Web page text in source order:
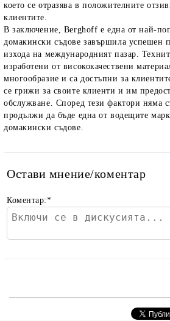
което се отразява в положителните
клиентите.
В заключение, Berghoff е една от най-
домакински съдове завършила успешен
изхода на международният пазар.
изработени от висококачествени
многообразие и са достъпни за
се грижи за своите клиенти и им
обслужване. Според тези фактори няма
продължи да бъде една от водещите
домакински съдове.
Остави мнение/коментар
Коментар:*